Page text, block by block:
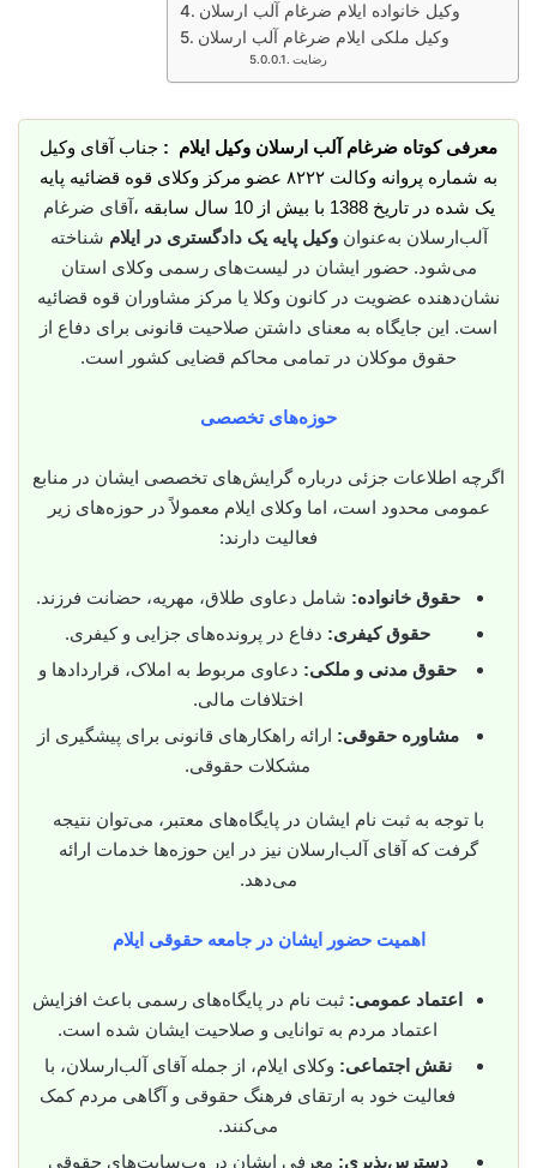
وکیل خانواده ایلام ضرغام آلب ارسلان
وکیل ملکی ایلام ضرغام آلب ارسلان
رضایت
معرفی کوتاه ضرغام آلب ارسلان وکیل ایلام : جناب آقای وکیل
به شماره پروانه وکالت ۸۲۲۲ عضو مرکز وکلای قوه قضائیه پایه
یک شده در تاریخ 1388 با بیش از 10 سال سابقه ،
آقای ضرغام
آلب‌ارسلان به‌عنوانوکیل پایه یک دادگستری در ایلام شناخته
می‌شود. حضور ایشان در لیست‌های رسمی وکلای استان
نشان‌دهنده عضویت در کانون وکلا یا مرکز مشاوران قوه قضائیه
است. این جایگاه به معنای داشتن صلاحیت قانونی برای دفاع از
حقوق موکلان در تمامی محاکم قضایی کشور است.
حوزه‌های تخصصی
اگرچه اطلاعات جزئی درباره گرایش‌های تخصصی ایشان در منابع
عمومی محدود است، اما وکلای ایلام معمولاً در حوزه‌های زیر
فعالیت دارند:
حقوق خانواده: شامل دعاوی طلاق، مهریه، حضانت فرزند.
حقوق کیفری: دفاع در پرونده‌های جزایی و کیفری.
حقوق مدنی و ملکی: دعاوی مربوط به املاک، قراردادها و
اختلافات مالی.
مشاوره حقوقی: ارائه راهکارهای قانونی برای پیشگیری از
مشکلات حقوقی.
با توجه به ثبت نام ایشان در پایگاه‌های معتبر، می‌توان نتیجه
گرفت که آقای آلب‌ارسلان نیز در این حوزه‌ها خدمات ارائه
می‌دهد.
اهمیت حضور ایشان در جامعه حقوقی ایلام
اعتماد عمومی: ثبت نام در پایگاه‌های رسمی باعث افزایش
اعتماد مردم به توانایی و صلاحیت ایشان شده است.
نقش اجتماعی: وکلای ایلام، از جمله آقای آلب‌ارسلان، با
فعالیت خود به ارتقای فرهنگ حقوقی و آگاهی مردم کمک
می‌کنند.
دسترس‌پذیری: معرفی ایشان در وب‌سایت‌های حقوقی